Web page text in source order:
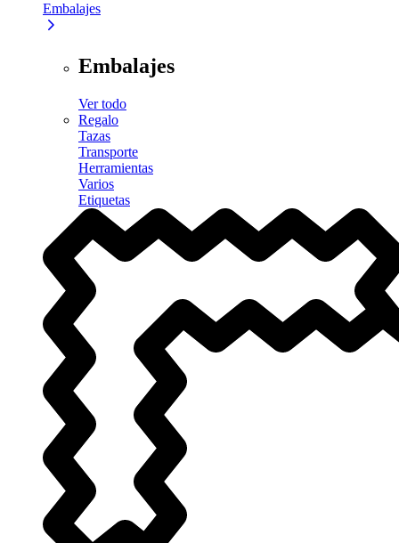
Embalajes
Embalajes
Ver todo
Regalo
Tazas
Transporte
Herramientas
Varios
Etiquetas